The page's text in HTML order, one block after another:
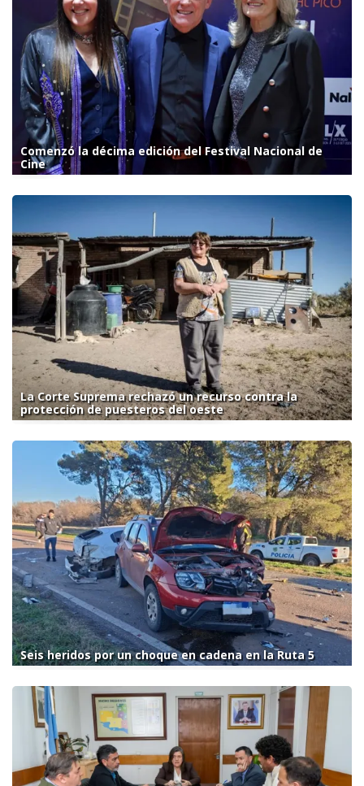
Comenzó la décima edición del Festival Nacional de
Cine
La Corte Suprema rechazó un recurso contra la
protección de puesteros del oeste
Seis heridos por un choque en cadena en la Ruta 5